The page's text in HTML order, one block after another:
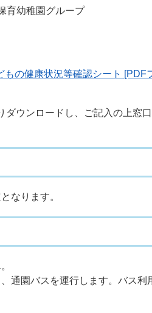
幼稚園グループ
もの健康状況等確認シート [PDF
ウンロードし、ご記入の上窓
なります。
通園バスを運行します。バス利